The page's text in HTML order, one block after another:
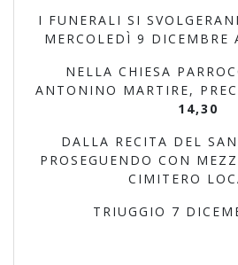
I FUNERALI SI
MERCOLEDÌ 9 DICEMBRE
NELLA CHIESA
ANTONINO MARTIRE,
14,30
DALLA RECITA DEL
PROSEGUENDO CON
CIMITERO
TRIUGGIO 7